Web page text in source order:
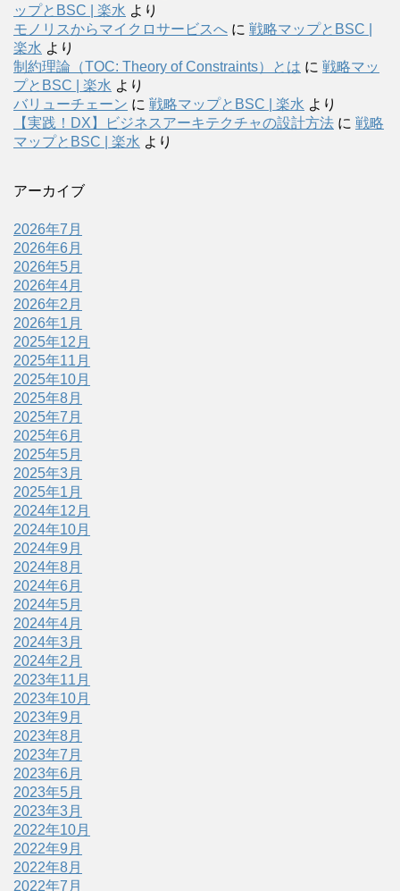
ップとBSC | 楽水 より
モノリスからマイクロサービスへ に 戦略マップとBSC |
楽水 より
制約理論（TOC: Theory of Constraints）とは に 戦略マッ
プとBSC | 楽水 より
バリューチェーン に 戦略マップとBSC | 楽水 より
【実践！DX】ビジネスアーキテクチャの設計方法 に 戦略
マップとBSC | 楽水 より
アーカイブ
2026年7月
2026年6月
2026年5月
2026年4月
2026年2月
2026年1月
2025年12月
2025年11月
2025年10月
2025年8月
2025年7月
2025年6月
2025年5月
2025年3月
2025年1月
2024年12月
2024年10月
2024年9月
2024年8月
2024年6月
2024年5月
2024年4月
2024年3月
2024年2月
2023年11月
2023年10月
2023年9月
2023年8月
2023年7月
2023年6月
2023年5月
2023年3月
2022年10月
2022年9月
2022年8月
2022年7月